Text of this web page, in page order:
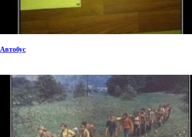
Автобус